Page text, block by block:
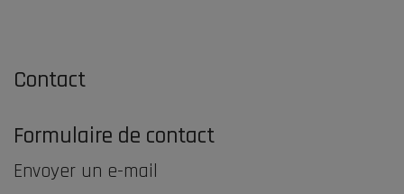
Contact
Formulaire de contact
Envoyer un e-mail